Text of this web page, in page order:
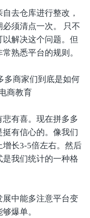
去仓库进行整改，
须清点一次。 只不
解决这个问题。但
熟悉平台的规则。
有喜。现在拼多多
有信心的。像我们
长3-5倍左右。然后
我们统计的一种格
中能多注意平台变
爆单。